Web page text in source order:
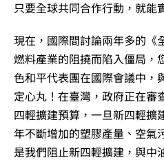
只要全球共同合作行動，就能
現在，國際間討論兩年多的《
燃料產業的阻撓而陷入僵局，
色和平代表團在國際會議中，
定心丸！在臺灣，政府正在審
四輕擴建預算，一旦新四輕擴
年不斷增加的塑膠產量、空氣
是我們阻止新四輕擴建，與中